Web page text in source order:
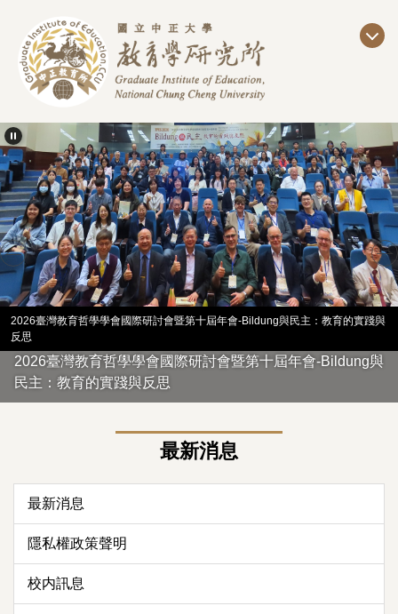
主
容
區
2026臺灣教育哲學學會國際研討會暨第十屆年會-Bildung與民主：教育的實踐與
反思
2026臺灣教育哲學學會國際研討會暨第十屆年會-Bildung與
民主：教育的實踐與反思
最新消息
最新消息
隱私權政策聲明
校内訊息